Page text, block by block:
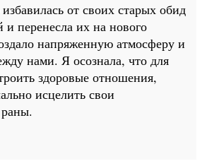
от своих старых обид
и перенесла их на нового
напряженную атмосферу и
нами. Я осознала, что для
здоровые отношения,
исцелить свои